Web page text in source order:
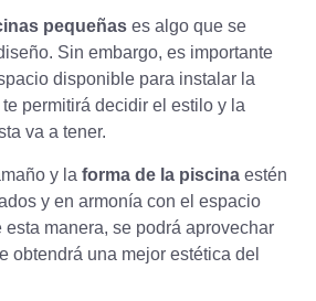
pequeñas es algo que se
Sin embargo, es importante
disponible para instalar la
permitirá decidir el estilo y la
va a tener.
y la forma de la piscina estén
y en armonía con el espacio
manera, se podrá aprovechar
obtendrá una mejor estética del